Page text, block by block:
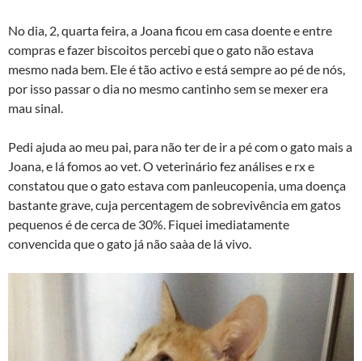
No dia, 2, quarta feira, a Joana ficou em casa doente e entre
compras e fazer biscoitos percebi que o gato não estava
mesmo nada bem. Ele é tão activo e está sempre ao pé de nós,
por isso passar o dia no mesmo cantinho sem se mexer era
mau sinal.
Pedi ajuda ao meu pai, para não ter de ir a pé com o gato mais a
Joana, e lá fomos ao vet. O veterinário fez análises e rx e
constatou que o gato estava com panleucopenia, uma doença
bastante grave, cuja percentagem de sobrevivência em gatos
pequenos é de cerca de 30%. Fiquei imediatamente
convencida que o gato já não saà­a de lá vivo.